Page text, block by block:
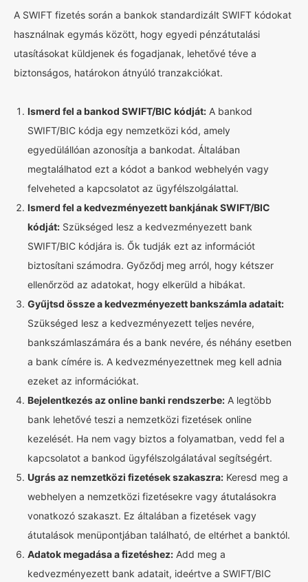
A SWIFT fizetés során a bankok standardizált SWIFT kódokat
használnak egymás között, hogy egyedi pénzátutalási
utasításokat küldjenek és fogadjanak, lehetővé téve a
biztonságos, határokon átnyúló tranzakciókat.
Ismerd fel a bankod SWIFT/BIC kódját: A bankod
SWIFT/BIC kódja egy nemzetközi kód, amely
egyedülállóan azonosítja a bankodat. Általában
megtalálhatod ezt a kódot a bankod webhelyén vagy
felveheted a kapcsolatot az ügyfélszolgálattal.
Ismerd fel a kedvezményezett bankjának SWIFT/BIC
kódját: Szükséged lesz a kedvezményezett bank
SWIFT/BIC kódjára is. Ők tudják ezt az információt
biztosítani számodra. Győződj meg arról, hogy kétszer
ellenőrzöd az adatokat, hogy elkerüld a hibákat.
Gyűjtsd össze a kedvezményezett bankszámla adatait:
Szükséged lesz a kedvezményezett teljes nevére,
bankszámlaszámára és a bank nevére, és néhány esetben
a bank címére is. A kedvezményezettnek meg kell adnia
ezeket az információkat.
Bejelentkezés az online banki rendszerbe: A legtöbb
bank lehetővé teszi a nemzetközi fizetések online
kezelését. Ha nem vagy biztos a folyamatban, vedd fel a
kapcsolatot a bankod ügyfélszolgálatával segítségért.
Ugrás az nemzetközi fizetések szakaszra: Keresd meg a
webhelyen a nemzetközi fizetésekre vagy átutalásokra
vonatkozó szakaszt. Ez általában a fizetések vagy
átutalások menüpontjában található, de eltérhet a banktól.
Adatok megadása a fizetéshez: Add meg a
kedvezményezett bank adatait, ideértve a SWIFT/BIC